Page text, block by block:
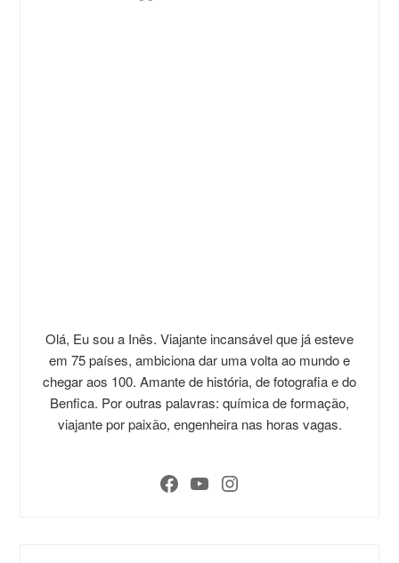
Olá, Eu sou a Inês. Viajante incansável que já esteve
em 75 países, ambiciona dar uma volta ao mundo e
chegar aos 100. Amante de história, de fotografia e do
Benfica. Por outras palavras: química de formação,
viajante por paixão, engenheira nas horas vagas.